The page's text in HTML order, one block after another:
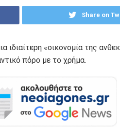
Share on
ιδιαίτερη «οικονομία της
πόρο με το χρήμα.